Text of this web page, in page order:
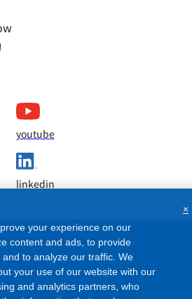
youtube
linkedin
your experience on our
content and ads, to provide
to analyze our traffic. We
your use of our website with our
and analytics partners, who
×